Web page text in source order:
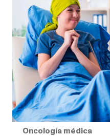
Oncología médica